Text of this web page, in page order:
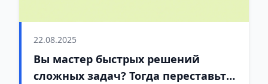
22.08.2025
Вы мастер быстрых решений
сложных задач? Тогда переставьте